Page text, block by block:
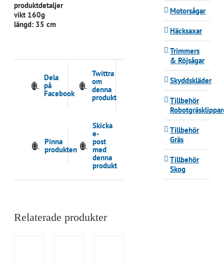
produktdetaljer
vikt 160g
längd: 35 cm
Dela
på
Facebook
Twittra
om
denna
produkt
Pinna
produkten
Skicka
e-
post
med
denna
produkt
Relaterade produkter
Motorsågar
Häcksaxar
Trimmers
& Röjsågar
Skyddskläder
Tillbehör
Tillbehör
Gräs
Tillbehör
Skog